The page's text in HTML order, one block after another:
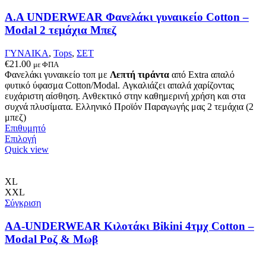
στη
σελίδα
του
Α.A UNDERWEAR Φανελάκι γυναικείο Cotton –
Modal 2 τεμάχια Μπεζ
ΓΥΝΑΙΚΑ, Tops, ΣΕΤ
€21.00 με ΦΠΑ
Φανελάκι γυναικείο τοπ με Λεπτή τιράντα από Extra απαλό
φυτικό ύφασμα Cotton/Modal. Αγκαλιάζει απαλά χαρίζοντας
ευχάριστη αίσθηση. Ανθεκτικό στην καθημερινή χρήση και στα
συχνά πλυσίματα. Ελληνικό Προϊόν Παραγωγής μας 2 τεμάχια (2
μπεζ)
Επιθυμητό
ΕπιλογήΑυτό
το
Οι
μπορούν
να
επιλεγούν
Quick view
XL
XXL
Σύγκριση
AA-UNDERWEAR Κιλοτάκι Bikini 4τμχ Cotton –
Modal Ροζ & Μωβ